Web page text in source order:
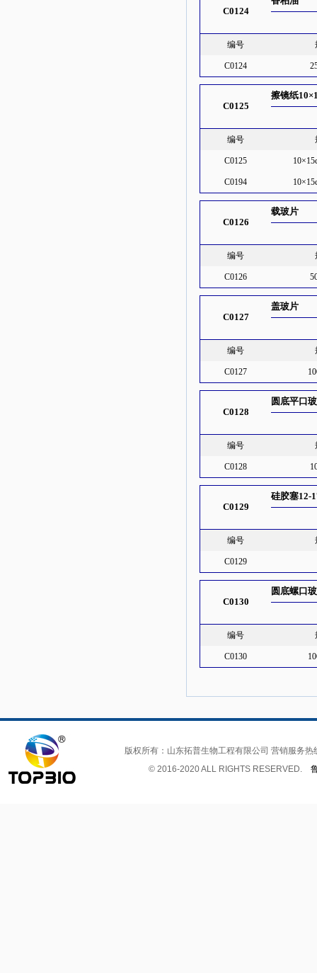
C0124
编号
C0124
C0125
擦镜纸
编号
C0125
C0194
C0126
载玻片
编号
C0126
C0127
盖玻片
编号
C0127
C0128
圆底平口
编号
C0128
C0129
硅胶塞12-
编号
C0129
C0130
圆底螺口
编号
C0130
版权所有：山东拓普生物工程有限公司 营销服务热
© 2016-2020 ALL RIGHTS RESERVED.